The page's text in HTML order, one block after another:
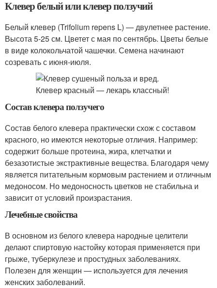
Клевер белый или клевер ползучий
Белый клевер (Trifolium repens L) — двулетнее растение.
Высота 5-25 см. Цветет с мая по сентябрь. Цветы белые
в виде колокольчатой чашечки. Семена начинают
созревать с июня-июля.
Состав клевера ползучего
Состав белого клевера практически схож с составом
красного, но имеются некоторые отличия. Например:
содержит больше протеина, жира, клетчатки и
безазотистые экстрактивные вещества. Благодаря чему
является питательным кормовым растением и отличным
медоносом. Но медоносность цветков не стабильна и
зависит от условий произрастания.
Лечебные свойства
В основном из белого клевера народные целители
делают спиртовую настойку которая применяется при
грыже, туберкулезе и простудных заболеваниях.
Полезен для женщин — используется для лечения
женских заболеваний.